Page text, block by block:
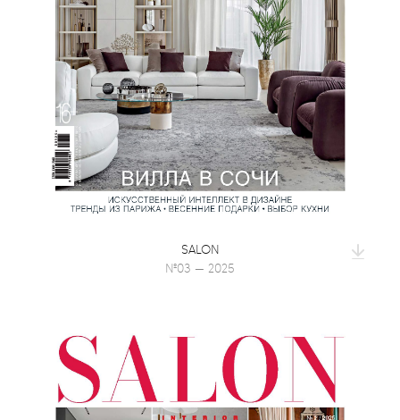
SALON
№03 — 2025